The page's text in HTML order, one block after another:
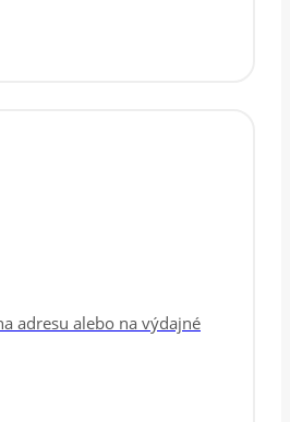
adresu alebo na výdajné